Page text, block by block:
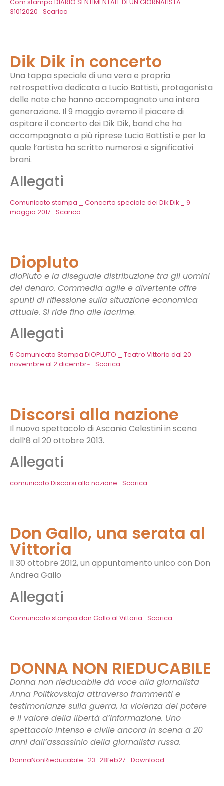
Com stampa DIARIO SENTIMENTALE DI UN GIORNALISTA
31012020
Scarica
Dik Dik in concerto
Una tappa speciale di una vera e propria
retrospettiva dedicata a Lucio Battisti, protagonista
delle note che hanno accompagnato una intera
generazione. Il 9 maggio avremo il piacere di
ospitare il concerto dei Dik Dik, band che ha
accompagnato a più riprese Lucio Battisti e per la
quale l’artista ha scritto numerosi e significativi
brani.
Allegati
Comunicato stampa _ Concerto speciale dei Dik Dik _ 9
maggio 2017
Scarica
Diopluto
dioPluto e la diseguale distribuzione tra gli uomini
del denaro. Commedia agile e divertente offre
spunti di riflessione sulla situazione economica
attuale. Si ride fino alle lacrime.
Allegati
5 Comunicato Stampa DIOPLUTO _ Teatro Vittoria dal 20
novembre al 2 dicembr~
Scarica
Discorsi alla nazione
Il nuovo spettacolo di Ascanio Celestini in scena
dall’8 al 20 ottobre 2013.
Allegati
comunicato Discorsi alla nazione Scarica
Don Gallo, una serata al
Vittoria
Il 30 ottobre 2012, un appuntamento unico con Don
Andrea Gallo
Allegati
Comunicato stampa don Gallo al Vittoria Scarica
DONNA NON RIEDUCABILE
Donna non rieducabile dà voce alla giornalista
Anna Politkovskaja attraverso frammenti e
testimonianze sulla guerra, la violenza del potere
e il valore della libertà d’informazione. Uno
spettacolo intenso e civile ancora in scena a 20
anni dall’assassinio della giornalista russa.
DonnaNonRieducabile_23-28feb27 Download